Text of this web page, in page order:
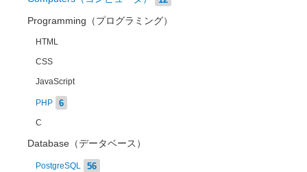
Programming（プログラミング）
HTML
CSS
JavaScript
PHP 6
C
Database（データベース）
PostgreSQL 56